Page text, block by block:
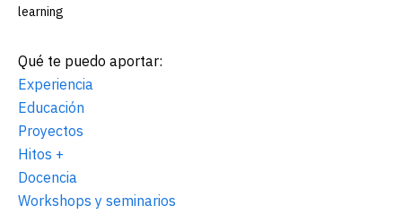
learning
Qué te puedo aportar:
Experiencia
Educación
Proyectos
Hitos +
Docencia
Workshops y seminarios